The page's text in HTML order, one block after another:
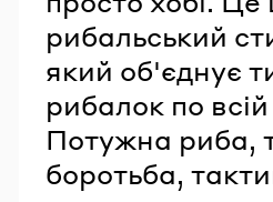
рибальський
який об'єднує
рибалок по всій
Потужна риба,
боротьба,